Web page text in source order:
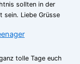
sollten in der
sein. Liebe Grüsse
tolle Tage euch